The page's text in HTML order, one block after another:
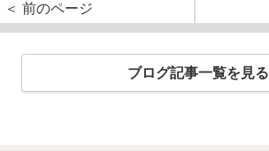
＜ 前のページ
ブログ記事一覧を見る